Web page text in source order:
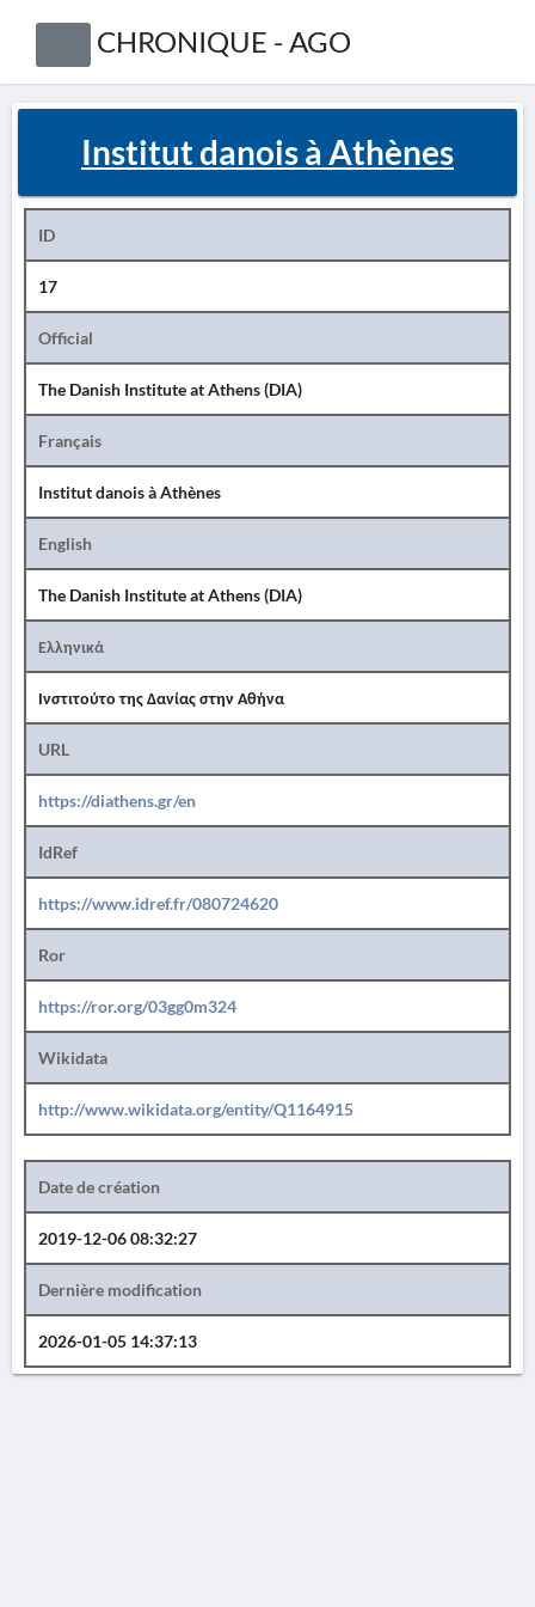
CHRONIQUE - AGO
Institut danois à Athènes
ID
17
Official
The Danish Institute at Athens (DIA)
Français
Institut danois à Athènes
English
The Danish Institute at Athens (DIA)
Ελληνικά
Ινστιτούτο της Δανίας στην Αθήνα
URL
https://diathens.gr/en
IdRef
https://www.idref.fr/080724620
Ror
https://ror.org/03gg0m324
Wikidata
http://www.wikidata.org/entity/Q1164915
Date de création
2019-12-06 08:32:27
Dernière modification
2026-01-05 14:37:13